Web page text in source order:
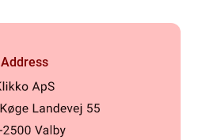
Address